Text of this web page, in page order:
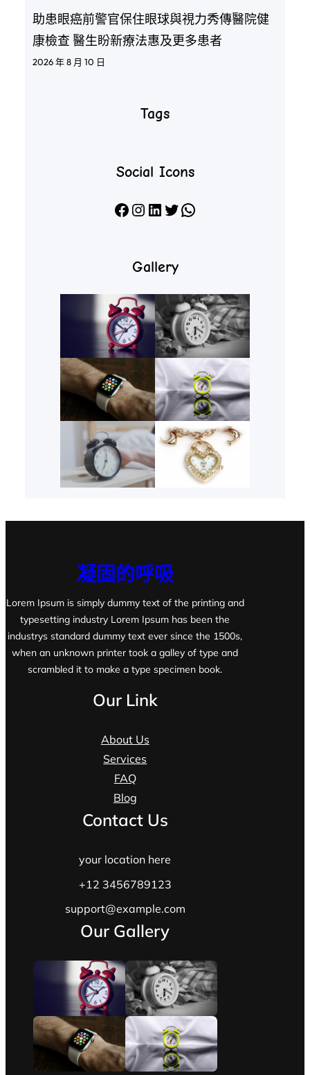
助患眼癌前警官保住眼球與視力秀傳醫院健
康檢查 醫生盼新療法惠及更多患者
2026 年 8 月 10 日
Tags
Social Icons
Facebook Instagram LinkedIn X WhatsApp
Gallery
凝固的呼吸
Lorem Ipsum is simply dummy text of the printing and
typesetting industry Lorem Ipsum has been the
industrys standard dummy text ever since the 1500s,
when an unknown printer took a galley of type and
scrambled it to make a type specimen book.
Our Link
About Us
Services
FAQ
Blog
Contact Us
your location here
+12 3456789123
support@example.com
Our Gallery